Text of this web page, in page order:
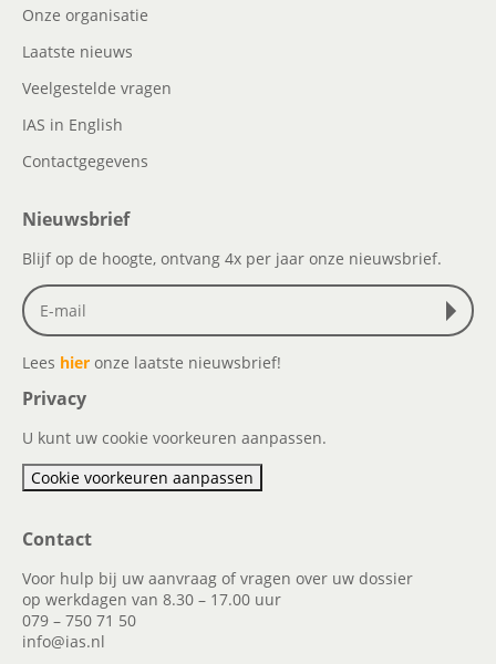
Onze organisatie
Laatste nieuws
Veelgestelde vragen
IAS in English
Contactgegevens
Nieuwsbrief
Blijf op de hoogte, ontvang 4x per jaar onze nieuwsbrief.
Lees hier onze laatste nieuwsbrief!
Privacy
U kunt uw cookie voorkeuren aanpassen.
Cookie voorkeuren aanpassen
Contact
Voor hulp bij uw aanvraag of vragen over uw dossier
op werkdagen van 8.30 – 17.00 uur
079 – 750 71 50
info@ias.nl